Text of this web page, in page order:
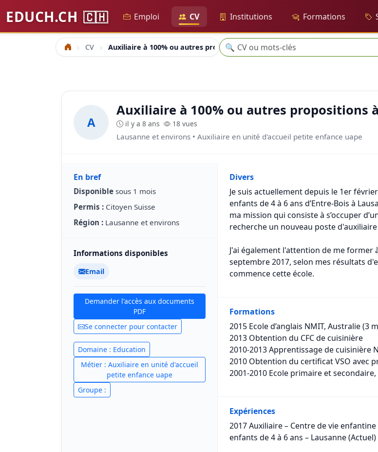
EDUCH.CH 🇨🇭 Emploi CV Institutions Formations
Accueil CV Auxiliaire à 100% ou autres propositions à convenir
Recherche
🔍
A
Auxiliaire à 100% ou autres propositions
il y a 8 ans 18 vues
Lausanne et environs • Auxiliaire en unité d'accueil petite enfance uape
En bref
Disponible sous 1 mois
Permis : Citoyen Suisse
Région : Lausanne et environs
Informations disponibles
Email
Demander l'accès aux documents
PDF
Se connecter pour contacter
Domaine : Education
Métier : Auxiliaire en unité d'accueil
petite enfance uape
Groupe :
Divers
Je suis actuellement depuis le 1er
enfants de 4 à 6 ans d’Entre-Bois à
ma mission qui consiste à s’occuper
recherche un nouveau poste
J'ai également l'attention de me former
septembre 2017, selon mes résultats
commence cette école.
Formations
2015 Ecole d’anglais NMIT, Australie (3
2013 Obtention du CFC de cuisinière
2010-2013 Apprentissage de cuisinière
2010 Obtention du certificat VSO avec
2001-2010 Ecole primaire et
Expériences
2017 Auxiliaire – Centre de vie enfantine
enfants de 4 à 6 ans – Lausanne (Actuel)